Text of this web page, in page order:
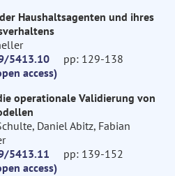
Haushaltsagenten und ihres
5413.10 pp: 129-138
access)
operationale Validierung von
Daniel Abitz, Fabian
5413.11 pp: 139-152
access)